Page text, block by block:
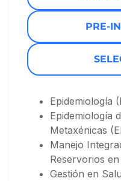
PRE-
Epidemiología
Epidemiología
Metaxénicas
Manejo
Reservorios
Gestión en